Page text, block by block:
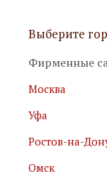
Я принимаю
Выберите
Фирменные
Москва
Уфа
Ростов-на-
Омск